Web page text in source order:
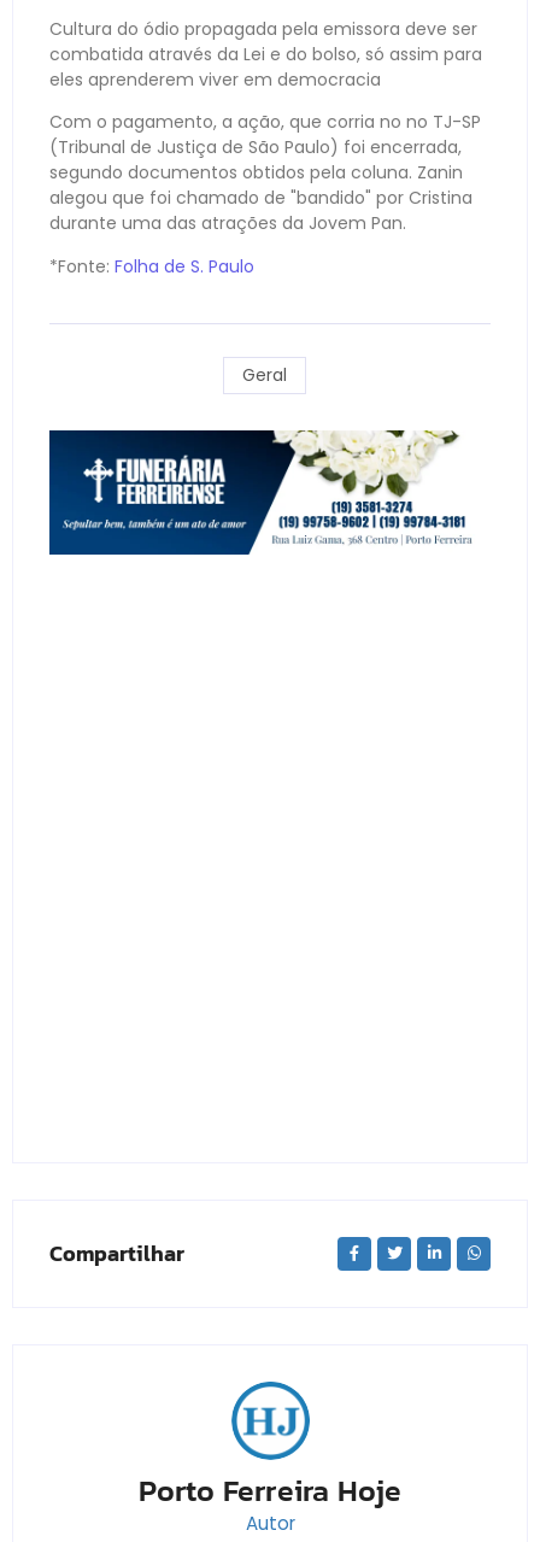
Cultura do ódio propagada pela emissora deve ser
combatida através da Lei e do bolso, só assim para
eles aprenderem viver em democracia
Com o pagamento, a ação, que corria no no TJ-SP
(Tribunal de Justiça de São Paulo) foi encerrada,
segundo documentos obtidos pela coluna. Zanin
alegou que foi chamado de "bandido" por Cristina
durante uma das atrações da Jovem Pan.
*Fonte: Folha de S. Paulo
Geral
Compartilhar
Porto Ferreira Hoje
Autor